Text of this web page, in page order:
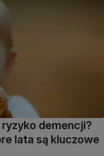
demencji?
lata są kluczowe